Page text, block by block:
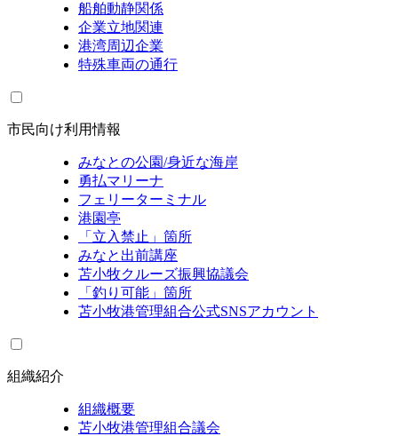
船舶動静関係
企業立地関連
港湾周辺企業
特殊車両の通行
市民向け利用情報
みなとの公園/身近な海岸
勇払マリーナ
フェリーターミナル
港園亭
「立入禁止」箇所
みなと出前講座
苫小牧クルーズ振興協議会
「釣り可能」箇所
苫小牧港管理組合公式SNSアカウント
組織紹介
組織概要
苫小牧港管理組合議会